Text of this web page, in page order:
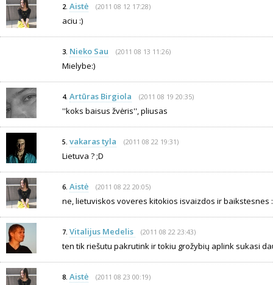
2. Aistė (2011 08 12 17:28)
aciu :)
3. Nieko Sau (2011 08 13 11:26)
Mielybe:)
4. Artūras Birgiola (2011 08 19 20:35)
''koks baisus žvėris'', pliusas
5. vakaras tyla (2011 08 22 19:31)
Lietuva ? ;D
6. Aistė (2011 08 22 20:05)
ne, lietuviskos voveres kitokios isvaizdos ir baikstesnes
7. Vitalijus Medelis (2011 08 22 23:43)
ten tik riešutu pakrutink ir tokiu grožybių aplink sukasi
8. Aistė (2011 08 23 00:19)